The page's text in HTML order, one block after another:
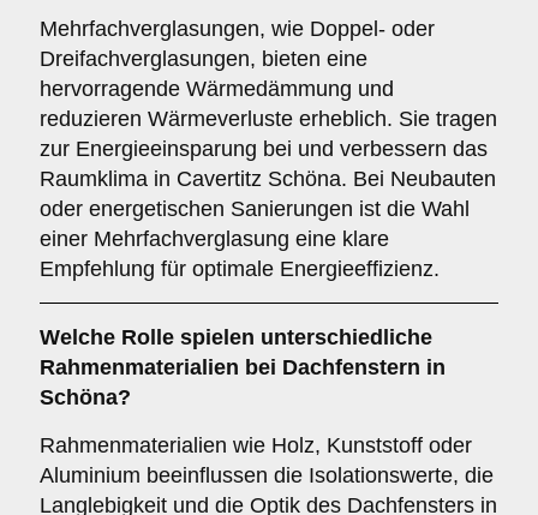
Mehrfachverglasungen, wie Doppel- oder
Dreifachverglasungen, bieten eine
hervorragende Wärmedämmung und
reduzieren Wärmeverluste erheblich. Sie tragen
zur Energieeinsparung bei und verbessern das
Raumklima in Cavertitz Schöna. Bei Neubauten
oder energetischen Sanierungen ist die Wahl
einer Mehrfachverglasung eine klare
Empfehlung für optimale Energieeffizienz.
Welche Rolle spielen unterschiedliche
Rahmenmaterialien bei Dachfenstern in
Schöna?
Rahmenmaterialien wie Holz, Kunststoff oder
Aluminium beeinflussen die Isolationswerte, die
Langlebigkeit und die Optik des Dachfensters in